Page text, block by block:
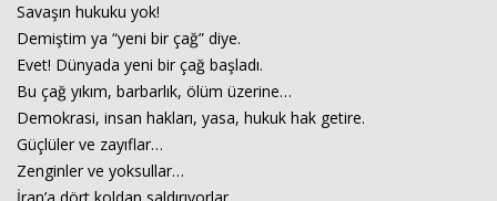
Savaşın hukuku yok!
Demiştim ya “yeni bir çağ” diye.
Evet! Dünyada yeni bir çağ başladı.
Bu çağ yıkım, barbarlık, ölüm üzerine…
Demokrasi, insan hakları, yasa, hukuk hak getire.
Güçlüler ve zayıflar…
Zenginler ve yoksullar…